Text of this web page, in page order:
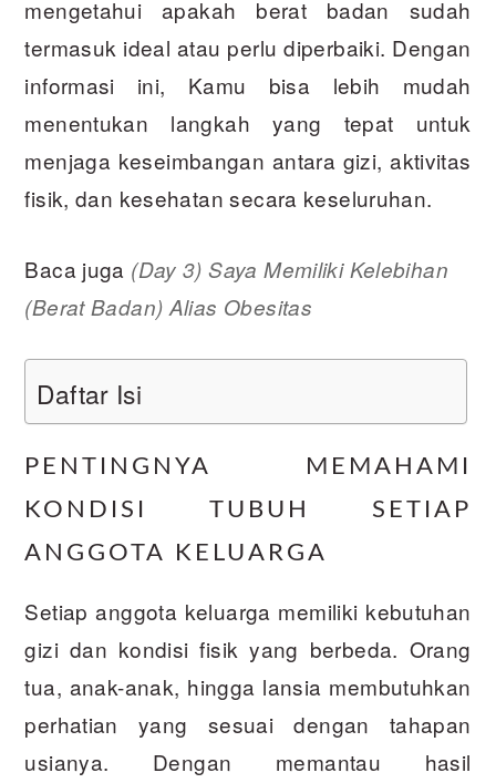
mengetahui apakah berat badan sudah
termasuk ideal atau perlu diperbaiki. Dengan
informasi ini, Kamu bisa lebih mudah
menentukan langkah yang tepat untuk
menjaga keseimbangan antara gizi, aktivitas
fisik, dan kesehatan secara keseluruhan.
Baca juga (Day 3) Saya Memiliki Kelebihan
(Berat Badan) Alias Obesitas
Daftar Isi
PENTINGNYA MEMAHAMI
KONDISI TUBUH SETIAP
ANGGOTA KELUARGA
Setiap anggota keluarga memiliki kebutuhan
gizi dan kondisi fisik yang berbeda. Orang
tua, anak-anak, hingga lansia membutuhkan
perhatian yang sesuai dengan tahapan
usianya. Dengan memantau hasil